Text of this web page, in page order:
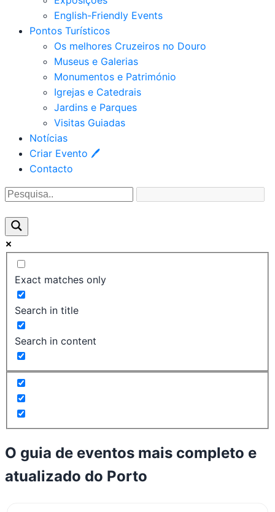
English-Friendly Events
Pontos Turísticos
Os melhores Cruzeiros no Douro​
Museus e Galerias
Monumentos e Património
Igrejas e Catedrais
Jardins e Parques
Visitas Guiadas
Notícias
Criar Evento 🖊
Contacto
Exact matches only
Search in title
Search in content
O guia de eventos mais completo e
atualizado do Porto